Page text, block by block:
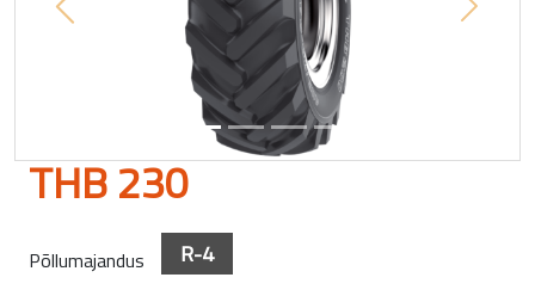
Previous Next
THB 230
Põllumajandus R-4